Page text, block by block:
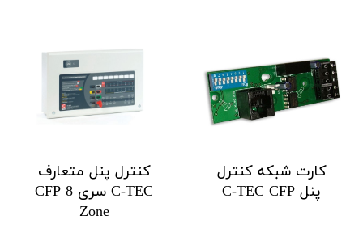
کارت شبکه کنترل
پنل C-TEC CFP
کنترل پنل متعارف
C-TEC سری CFP 8
Zone